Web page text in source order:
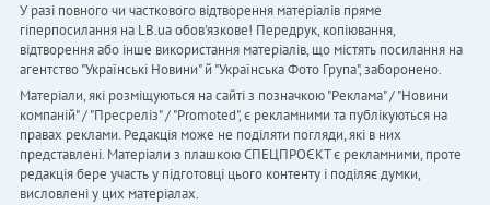
У разі повного чи часткового відтворення матеріалів пряме
гіперпосилання на LB.ua обов'язкове! Передрук, копіювання,
відтворення або інше використання матеріалів, що містять посилання на
агентство "Українськi Новини" й "Українська Фото Група", заборонено.
Матеріали, які розміщуються на сайті з позначкою "Реклама" / "Новини
компаній" / "Пресреліз" / "Promoted", є рекламними та публікуються на
правах реклами. Редакція може не поділяти погляди, які в них
представлені. Матеріали з плашкою СПЕЦПРОЄКТ є рекламними, проте
редакція бере участь у підготовці цього контенту і поділяє думки,
висловлені у цих матеріалах.